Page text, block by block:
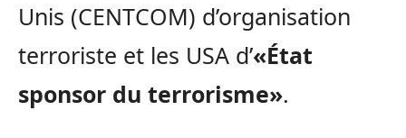
Unis (CENTCOM) d’organisation
terroriste et les USA d’«État
sponsor du terrorisme».